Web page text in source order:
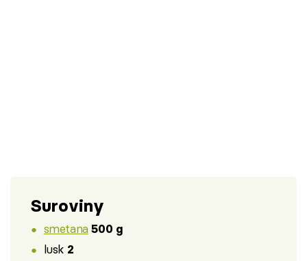
Suroviny
smetana 500 g
lusk 2